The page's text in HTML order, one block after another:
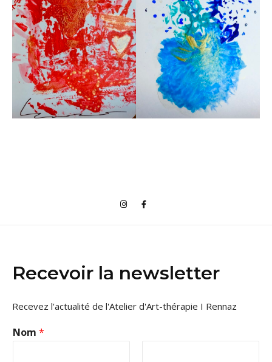
Recevoir la newsletter
Recevez l'actualité de l'Atelier d'Art-thérapie I Rennaz
Nom *